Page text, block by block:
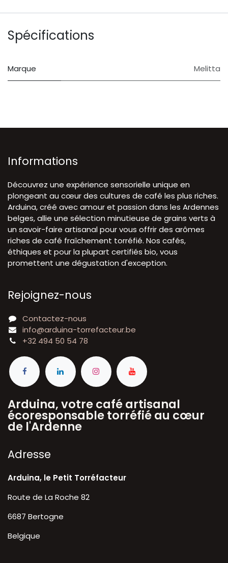
Spécifications
Marque Melitta
Informations
Découvrez une expérience sensorielle unique en
plongeant au cœur des cultures de café les plus riches.
Arduina, créé avec amour et passion dans les Ardennes
belges, allie une sélection minutieuse de grains verts à
un savoir-faire artisanal pour vous offrir des arômes
riches de café fraîchement torréfié. Nos cafés,
éthiques et pour la plupart certifiés bio, vous
promettent une dégustation d'exception.
Rejoignez-nous
Contactez-nous
info@arduina-torrefacteur.be
+32 494 50 54 78
Arduina, votre café artisanal
écoresponsable torréfié au cœur
de l'Ardenne
A​dresse
Arduina, le Petit Torréfacteur
Route de La Roche 82
6687 Bertogne
Belgique